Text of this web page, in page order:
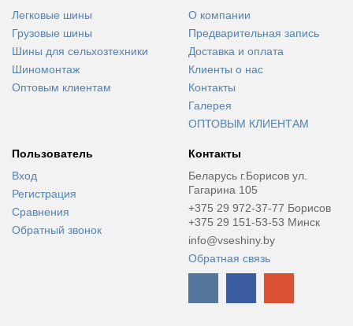
Легковые шины
Грузовые шины
Шины для сельхозтехники
Шиномонтаж
Оптовым клиентам
О компании
Предварительная запись
Доставка и оплата
Клиенты о нас
Контакты
Галерея
ОПТОВЫМ КЛИЕНТАМ
Пользователь
Вход
Регистрация
Сравнения
Обратный звонок
Контакты
Беларусь г.Борисов ул.
Гагарина 105
+375 29 972-37-77 Борисов
+375 29 151-53-53 Минск
info@vseshiny.by
Обратная связь